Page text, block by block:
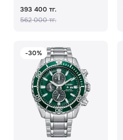
393 400 тг.
562 000 тг.
-30%